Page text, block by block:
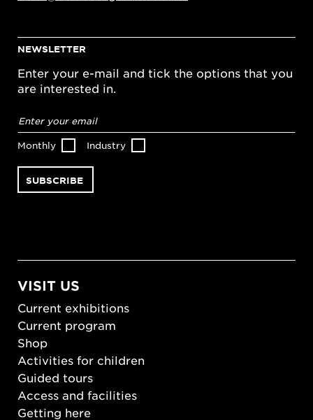
NEWSLETTER
Enter your e-mail and tick the options that you
are interested in.
address*
Monthly Industry
VISIT US
Current exhibitions
Current program
Shop
Activities for children
Guided tours
Access and facilities
Getting here